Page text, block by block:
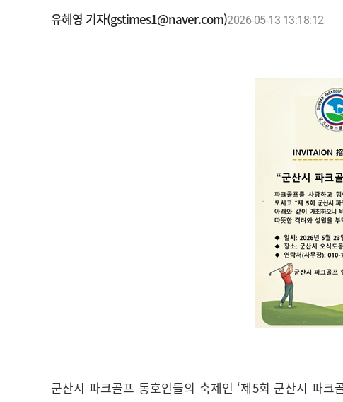
유혜영 기자(gstimes1@naver.com)2026-05-13 13:18:12
군산시 파크골프 동호인들의 축제인 ‘제5회 군산시 파